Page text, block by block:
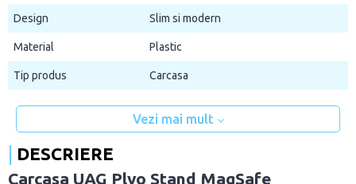
Design Slim si modern
Material Plastic
Tip produs Carcasa
Vezi mai mult
DESCRIERE
Carcasa UAG Plyo Stand MagSafe